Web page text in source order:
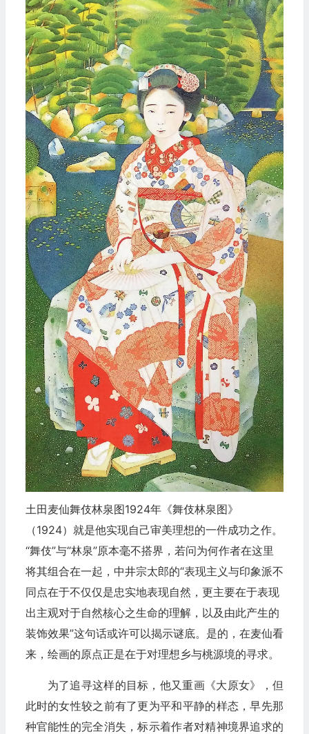
土田麦仙舞伎林泉图1924年《舞伎林泉图》
（1924）就是他实现自己审美理想的一件成功之作。
“舞伎”与“林泉”原本毫不搭界，若问为何作者在这里
将其组合在一起，中井宗太郎的“表现主义与印象派不
同点在于不仅仅是忠实地表现自然，更主要在于表现
出主观对于自然核心之生命的理解，以及由此产生的
装饰效果”这句话或许可以揭示谜底。是的，在麦仙看
来，绘画的原点正是在于对理想乡与桃源境的寻求。
为了追寻这样的目标，他又重画《大原女》，但
此时的女性较之前有了更为平和平静的样态，早先那
种官能性的完全消失，标示着作者对精神境界追求的